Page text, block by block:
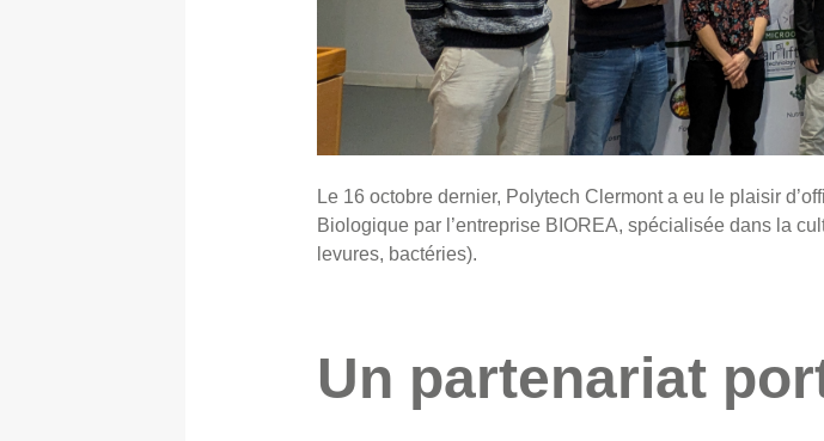
Le 16 octobre dernier, Polytech Clermont a eu le plaisir
Biologique par l’entreprise BIOREA, spécialisée dans la
levures, bactéries).
Un partenariat